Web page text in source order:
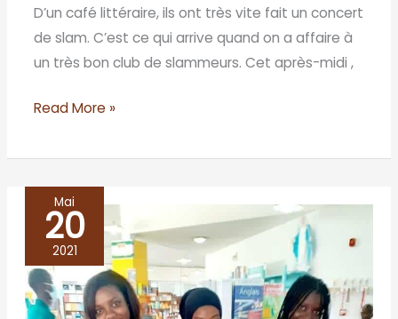
D’un café littéraire, ils ont très vite fait un concert
de slam. C’est ce qui arrive quand on a affaire à
un très bon club de slammeurs. Cet après-midi ,
Read More »
Mai
20
2021
REMISE
LOTS